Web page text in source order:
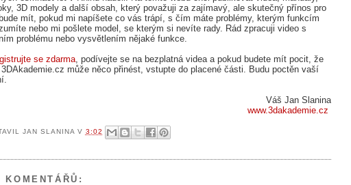
3D modely a další obsah, který považuji za zajímavý, ale skutečný přínos pro
mít, pokud mi napíšete co vás trápí, s čím máte problémy, kterým funkcím
nebo mi pošlete model, se kterým si nevíte rady. Rád zpracuji video s
problému nebo vysvětlením nějaké funkce.
se zdarma , podívejte se na bezplatná videa a pokud budete mít pocit, že
může něco přinést, vstupte do placené části. Budu poctěn vaší
Váš Jan Slanina
www.3dakademie.cz
JAN SLANINA V 3:02
KOMENTÁŘŮ: